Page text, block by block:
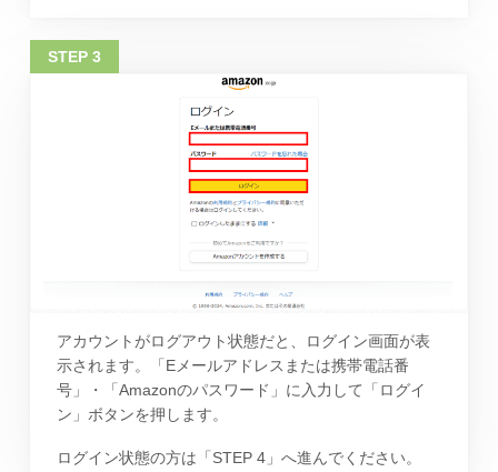
アカウントがログアウト状態だと、ログイン画面が表
示されます。「Eメールアドレスまたは携帯電話番
号」・「Amazonのパスワード」に入力して「ログイ
ン」ボタンを押します。
ログイン状態の方は「STEP 4」へ進んでください。